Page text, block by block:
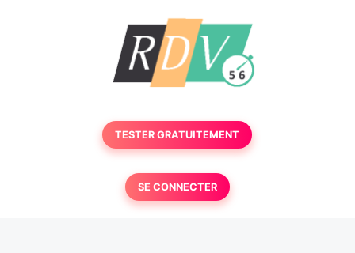
TESTER GRATUITEMENT
SE CONNECTER